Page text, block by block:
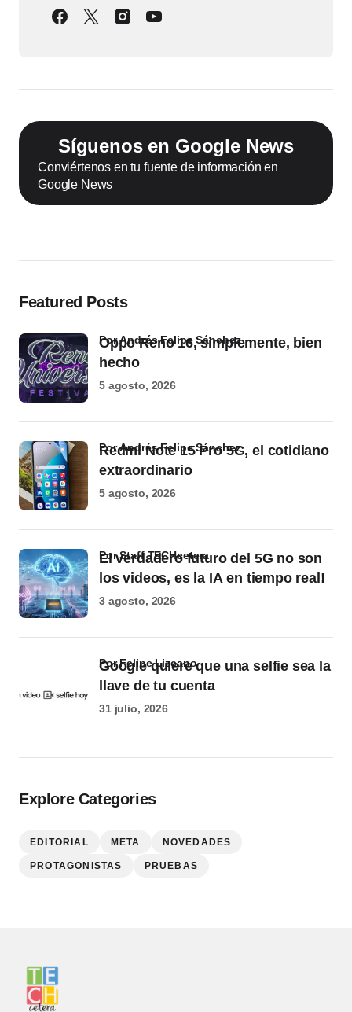
Síguenos en Google News
Conviértenos en tu fuente de información en
Google News
Featured Posts
Oppo Reno 16, simplemente, bien
hecho
por Andrés Felipe Sánchez
5 agosto, 2026
Redmi Note 15 Pro 5G, el cotidiano
extraordinario
por Andrés Felipe Sánchez
5 agosto, 2026
El verdadero futuro del 5G no son
los videos, es la IA en tiempo real!
por Staff TECHcetera
3 agosto, 2026
Google quiere que una selfie sea la
llave de tu cuenta
por Felipe Lizcano
31 julio, 2026
Explore Categories
EDITORIAL META NOVEDADES
PROTAGONISTAS PRUEBAS